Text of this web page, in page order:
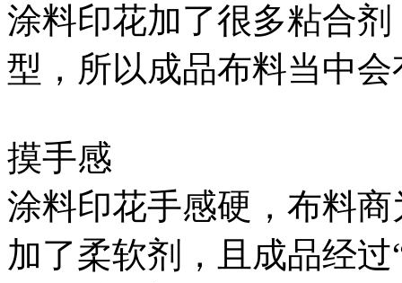
涂料印花加了很多粘合
型，所以成品布料当中
摸手感
涂料印花手感硬，布料
加了柔软剂，且成品经